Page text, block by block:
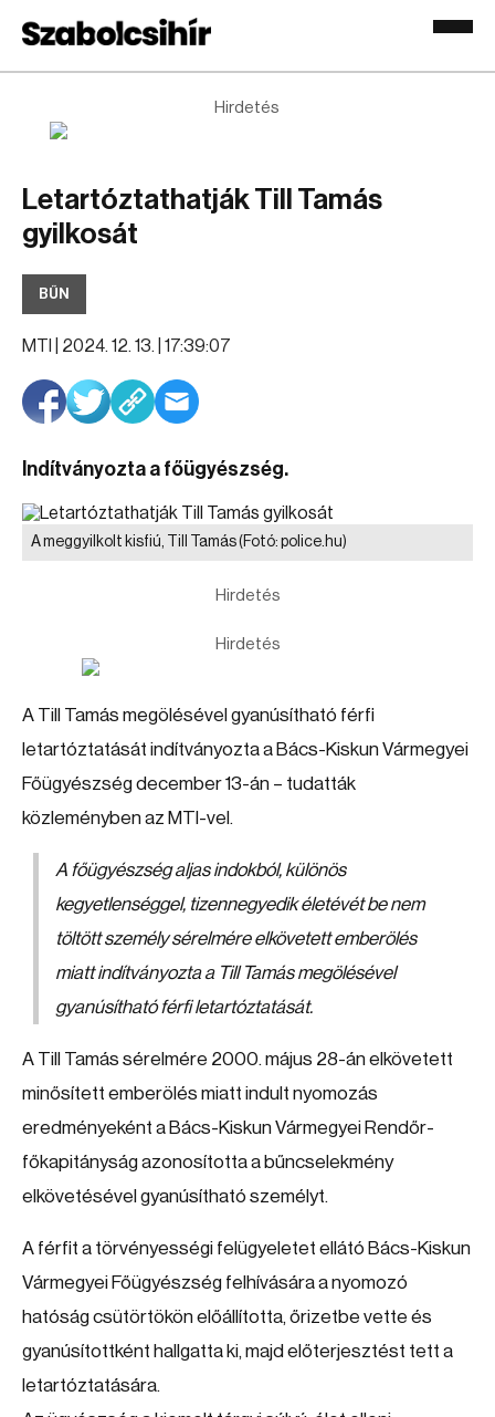
Hirdetés
Letartóztathatják Till Tamás
gyilkosát
BŰN
MTI | 2024. 12. 13. | 17:39:07
Indítványozta a főügyészség.
A meggyilkolt kisfiú, Till Tamás(Fotó: police.hu)
Hirdetés
Hirdetés
A Till Tamás megölésével gyanúsítható férfi
letartóztatását indítványozta a Bács-Kiskun Vármegyei
Főügyészség december 13-án – tudatták
közleményben az MTI-vel.
A főügyészség aljas indokból, különös
kegyetlenséggel, tizennegyedik életévét be nem
töltött személy sérelmére elkövetett emberölés
miatt indítványozta a Till Tamás megölésével
gyanúsítható férfi letartóztatását.
A Till Tamás sérelmére 2000. május 28-án elkövetett
minősített emberölés miatt indult nyomozás
eredményeként a Bács-Kiskun Vármegyei Rendőr-
főkapitányság azonosította a bűncselekmény
elkövetésével gyanúsítható személyt.
A férfit a törvényességi felügyeletet ellátó Bács-Kiskun
Vármegyei Főügyészség felhívására a nyomozó
hatóság csütörtökön előállította, őrizetbe vette és
gyanúsítottként hallgatta ki, majd előterjesztést tett a
letartóztatására.